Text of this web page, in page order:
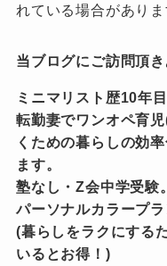
れている場合がありま
当ブログにご訪問頂
ミニマリスト歴10年目
転勤妻でワンオペ育
くための暮らしの効
ます。
塾なし・Z会中学受験。
パーソナルカラープラ
(暮らしをラクにする
いるとお得！)